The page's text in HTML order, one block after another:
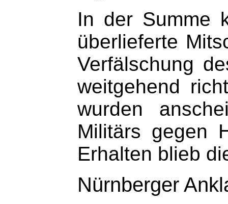
In der Summe
überlieferte
Verfälschung
weitgehend
wurden
Militärs gegen
Erhalten blieb
Nürnberger